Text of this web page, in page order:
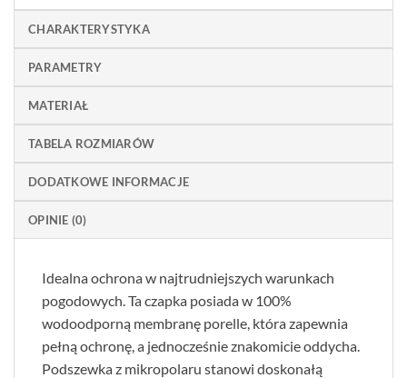
CHARAKTERYSTYKA
PARAMETRY
MATERIAŁ
TABELA ROZMIARÓW
DODATKOWE INFORMACJE
OPINIE (0)
Idealna ochrona w najtrudniejszych warunkach
pogodowych. Ta czapka posiada w 100%
wodoodporną membranę porelle, która zapewnia
pełną ochronę, a jednocześnie znakomicie oddycha.
Podszewka z mikropolaru stanowi doskonałą